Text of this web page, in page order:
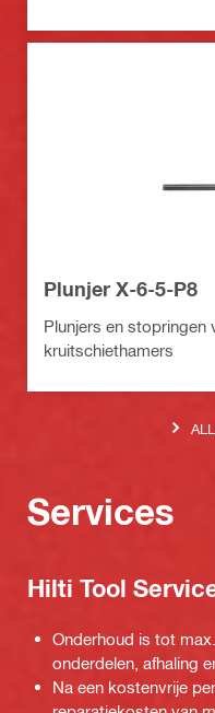
Plunjer X-6-5-P8
Plunjers en stopringen
kruitschiethamers
Services
Hilti Tool
Onderhoud is tot
onderdelen, afhaling
Na een kostenvrije